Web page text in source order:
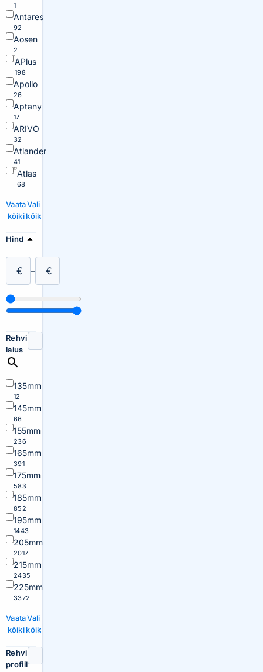
1
Antares
92
Aosen
2
APlus
198
Apollo
26
Aptany
17
ARIVO
32
Atlander
41
Atlas
68
Vaata
kõiki
Vali
kõik
Hind
€ – €
Rehvi
laius
135mm
12
145mm
66
155mm
236
165mm
391
175mm
583
185mm
852
195mm
1443
205mm
2017
215mm
2435
225mm
3372
Vaata
kõiki
Vali
kõik
Rehvi
profiil